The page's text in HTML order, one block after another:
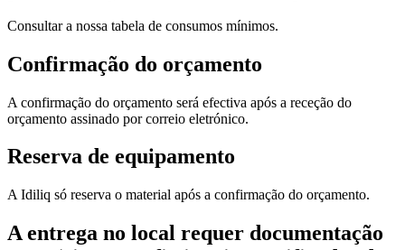
Consultar a nossa tabela de consumos mínimos.
Confirmação do orçamento
A confirmação do orçamento será efectiva após a receção do
orçamento assinado por correio eletrónico.
Reserva de equipamento
A Idiliq só reserva o material após a confirmação do orçamento.
A entrega no local requer documentação